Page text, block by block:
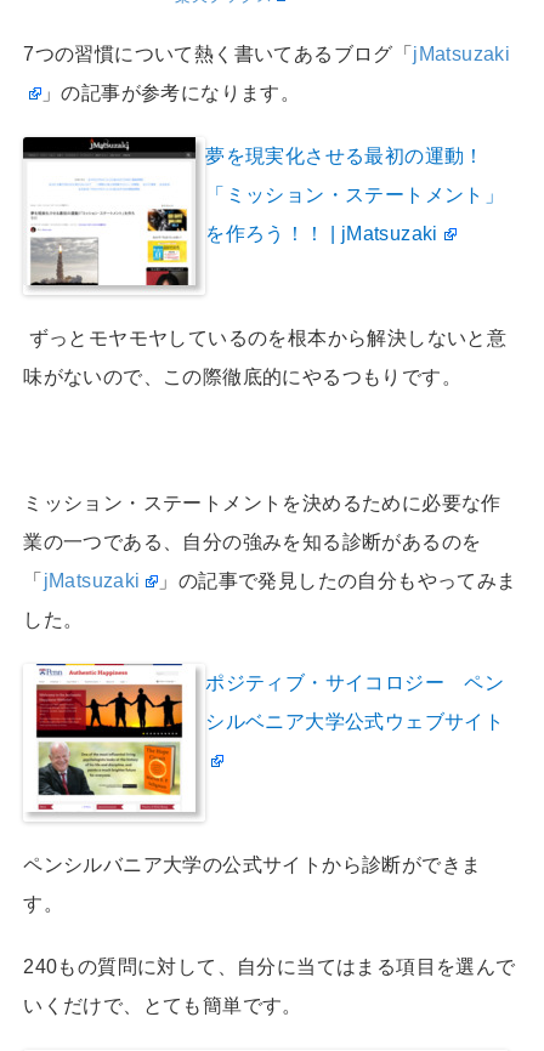
7つの習慣について熱く書いてあるブログ「 jMatsuzaki
」の記事が参考になります。
夢を現実化させる最初の運動！
「ミッション・ステートメント」
を作ろう！！ | jMatsuzaki
ずっとモヤモヤしているのを根本から解決しないと意
味がないので、この際徹底的にやるつもりです。
ミッション・ステートメントを決めるために必要な作
業の一つである、自分の強みを知る診断があるのを
「 jMatsuzaki
」の記事で発見したの自分もやってみま
した。
ポジティブ・サイコロジー ペン
シルベニア大学公式ウェブサイト
ペンシルバニア大学の公式サイトから診断ができま
す。
240もの質問に対して、自分に当てはまる項目を選んで
いくだけで、とても簡単です。